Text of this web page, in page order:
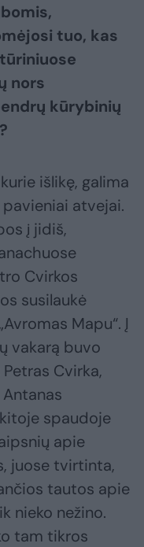
tuo, kas
nors
kūrybinių
išlikę, galima
atvejai.
į jidiš,
Cvirkos
susilaukė
Mapu“. Į
vakarą buvo
Cvirka,
Antanas
spaudoje
apie
juose tvirtinta,
tautos apie
nieko nežino.
tam tikros